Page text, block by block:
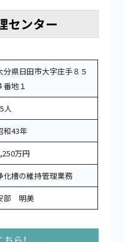
センター
分県日田市大字庄手８５
番地１
人
和43年
万円
化槽の維持管理業務
部 明美